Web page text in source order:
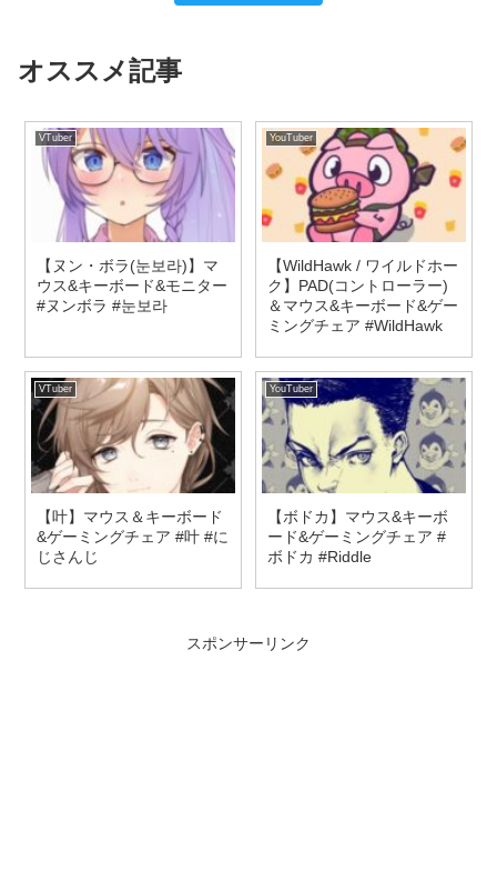
オススメ記事
VTuber
【ヌン・ボラ(눈보라)】マ
ウス&キーボード&モニター
#ヌンボラ #눈보라
YouTuber
【WildHawk / ワイルドホー
ク】PAD(コントローラー)
＆マウス&キーボード&ゲー
ミングチェア #WildHawk
VTuber
【叶】マウス＆キーボード
&ゲーミングチェア #叶 #に
じさんじ
YouTuber
【ボドカ】マウス&キーボ
ード&ゲーミングチェア #
ボドカ #Riddle
スポンサーリンク